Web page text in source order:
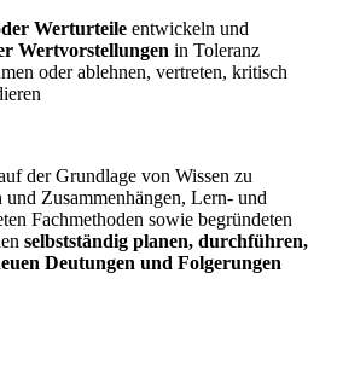
Werturteile entwickeln und
Wertvorstellungen in Toleranz
oder ablehnen, vertreten, kritisch
der Grundlage von Wissen zu
Zusammenhängen, Lern- und
Fachmethoden sowie begründeten
selbstständig planen, durchführen,
Deutungen und Folgerungen